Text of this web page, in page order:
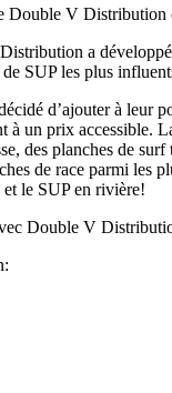
Double V
a
SUP les plus
d’ajouter à leur
un prix
des planches de
de race parmi
et le SUP en rivière!
Double V